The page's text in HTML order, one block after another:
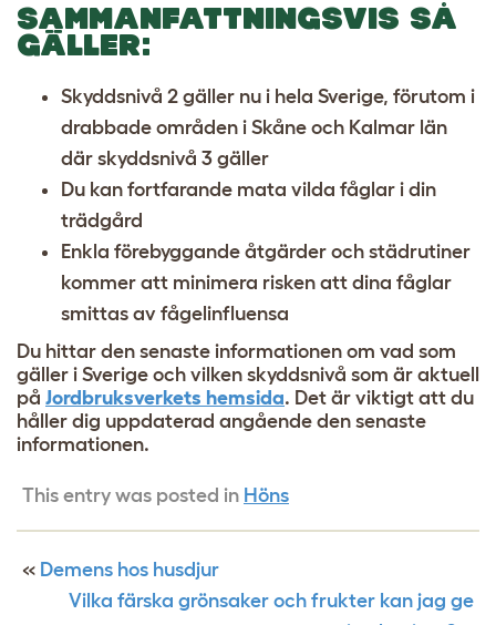
SAMMANFATTNINGSVIS SÅ
GÄLLER:
Skyddsnivå 2 gäller nu i hela Sverige, förutom i
drabbade områden i Skåne och Kalmar län
där skyddsnivå 3 gäller
Du kan fortfarande mata vilda fåglar i din
trädgård
Enkla förebyggande åtgärder och städrutiner
kommer att minimera risken att dina fåglar
smittas av fågelinfluensa
Du hittar den senaste informationen om vad som
gäller i Sverige och vilken skyddsnivå som är aktuell
på Jordbruksverkets hemsida. Det är viktigt att du
håller dig uppdaterad angående den senaste
informationen.
This entry was posted in Höns
« Demens hos husdjur
Vilka färska grönsaker och frukter kan jag ge